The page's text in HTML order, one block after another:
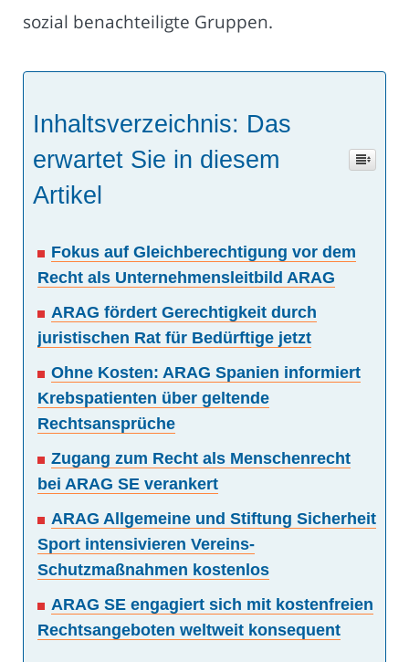
sozial benachteiligte Gruppen.
Inhaltsverzeichnis: Das
erwartet Sie in diesem
Artikel
Fokus auf Gleichberechtigung vor dem
Recht als Unternehmensleitbild ARAG
ARAG fördert Gerechtigkeit durch
juristischen Rat für Bedürftige jetzt
Ohne Kosten: ARAG Spanien informiert
Krebspatienten über geltende
Rechtsansprüche
Zugang zum Recht als Menschenrecht
bei ARAG SE verankert
ARAG Allgemeine und Stiftung Sicherheit
Sport intensivieren Vereins-
Schutzmaßnahmen kostenlos
ARAG SE engagiert sich mit kostenfreien
Rechtsangeboten weltweit konsequent